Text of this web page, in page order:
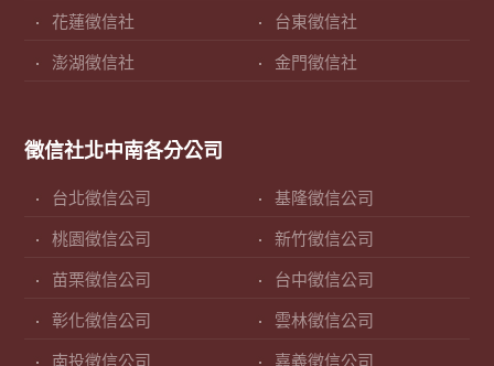
花蓮徵信社 台東徵信社
澎湖徵信社 金門徵信社
徵信社北中南各分公司
台北徵信公司 基隆徵信公司
桃園徵信公司 新竹徵信公司
苗栗徵信公司 台中徵信公司
彰化徵信公司 雲林徵信公司
南投徵信公司 嘉義徵信公司